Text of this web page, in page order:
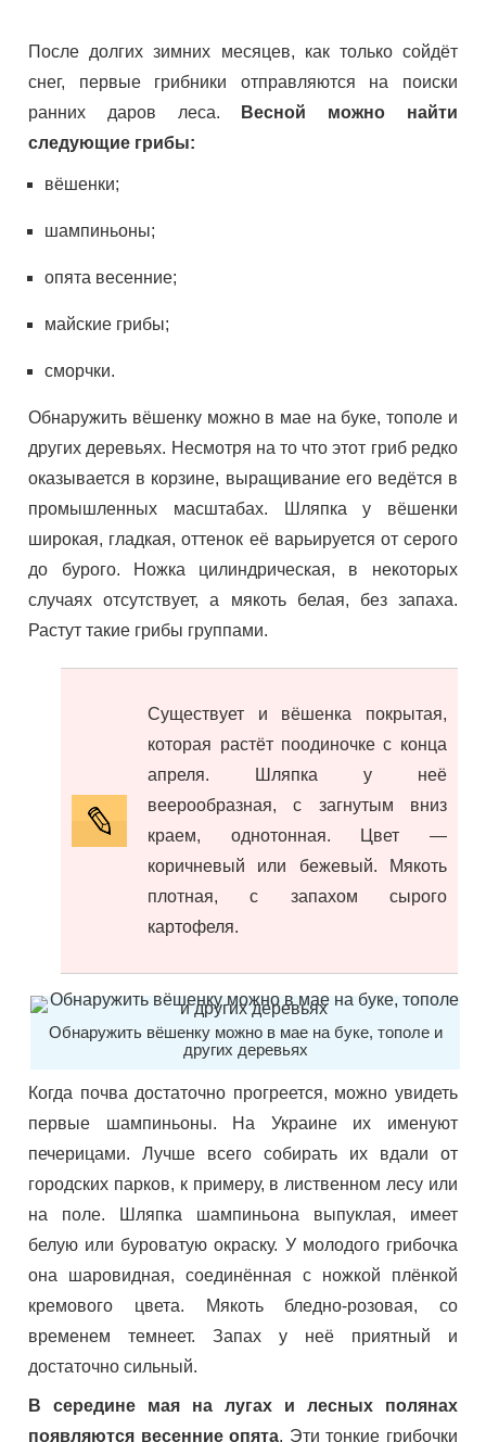
После долгих зимних месяцев, как только сойдёт
снег, первые грибники отправляются на поиски
ранних даров леса.
Весной можно найти
следующие грибы:
вёшенки;
шампиньоны;
опята весенние;
майские грибы;
сморчки.
Обнаружить вёшенку можно в мае на буке, тополе и
других деревьях. Несмотря на то что этот гриб редко
оказывается в корзине, выращивание его ведётся в
промышленных масштабах. Шляпка у вёшенки
широкая, гладкая, оттенок её варьируется от серого
до бурого. Ножка цилиндрическая, в некоторых
случаях отсутствует, а мякоть белая, без запаха.
Растут такие грибы группами.
Существует и вёшенка покрытая,
которая растёт поодиночке с конца
апреля. Шляпка у неё
веерообразная, с загнутым вниз
краем, однотонная. Цвет —
коричневый или бежевый. Мякоть
плотная, с запахом сырого
картофеля.
Обнаружить вёшенку можно в мае на буке, тополе и
других деревьях
Когда почва достаточно прогреется, можно увидеть
первые шампиньоны. На Украине их именуют
печерицами. Лучше всего собирать их вдали от
городских парков, к примеру, в лиственном лесу или
на поле. Шляпка шампиньона выпуклая, имеет
белую или буроватую окраску. У молодого грибочка
она шаровидная, соединённая с ножкой плёнкой
кремового цвета. Мякоть бледно-розовая, со
временем темнеет. Запах у неё приятный и
достаточно сильный.
В середине мая на лугах и лесных полянах
появляются весенние опята. Эти тонкие грибочки